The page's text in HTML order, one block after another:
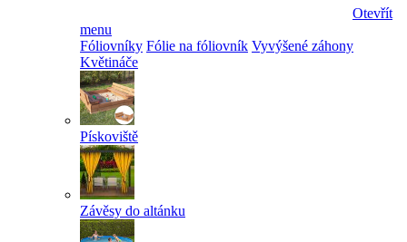
Otevřít
menu
Fóliovníky Fólie na fóliovník Vyvýšené záhony
Květináče
Pískoviště
Závěsy do altánku